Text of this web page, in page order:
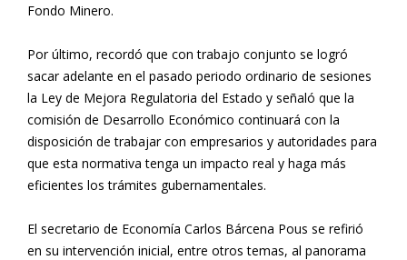
Fondo Minero.
Por último, recordó que con trabajo conjunto se logró
sacar adelante en el pasado periodo ordinario de sesiones
la Ley de Mejora Regulatoria del Estado y señaló que la
comisión de Desarrollo Económico continuará con la
disposición de trabajar con empresarios y autoridades para
que esta normativa tenga un impacto real y haga más
eficientes los trámites gubernamentales.
El secretario de Economía Carlos Bárcena Pous se refirió
en su intervención inicial, entre otros temas, al panorama